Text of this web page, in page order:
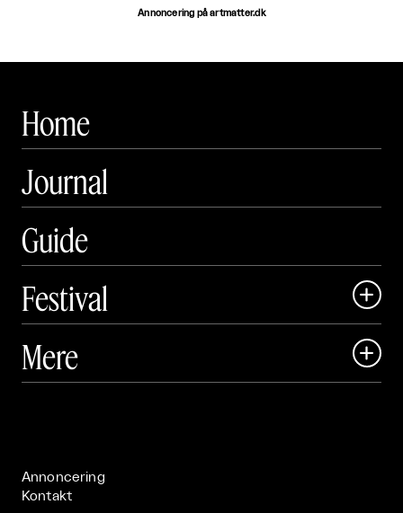
Annoncering på artmatter.dk
Home
Journal
Guide
Festival

 Art Matter Festival
Mere 
Annoncering
Kontakt